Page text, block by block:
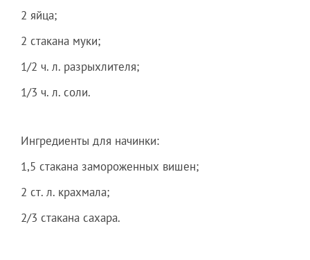
2 яйца;
2 стакана муки;
1/2 ч. л. разрыхлителя;
1/3 ч. л. соли.
Ингредиенты для начинки:
1,5 стакана замороженных вишен;
2 ст. л. крахмала;
2/3 стакана сахара.